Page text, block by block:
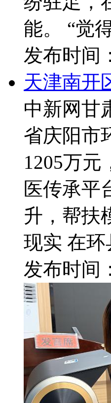
能。 “觉
发布时间：
天津南开
中新网甘
省庆阳市
1205万
医传承平
升，帮扶
现实 在
发布时间：